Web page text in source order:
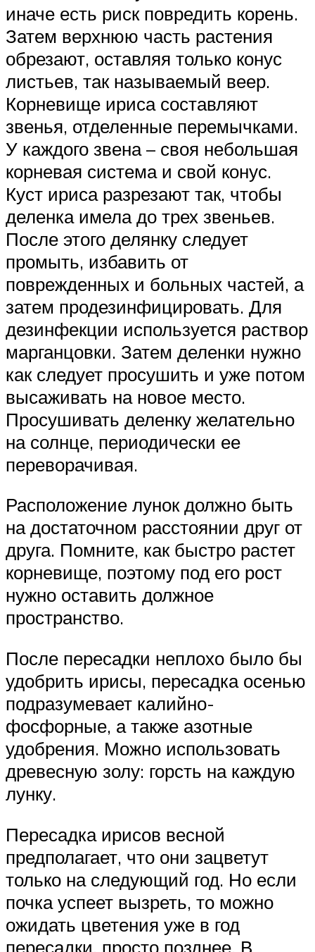
иначе есть риск повредить корень.
Затем верхнюю часть растения
обрезают, оставляя только конус
листьев, так называемый веер.
Корневище ириса составляют
звенья, отделенные перемычками.
У каждого звена – своя небольшая
корневая система и свой конус.
Куст ириса разрезают так, чтобы
деленка имела до трех звеньев.
После этого делянку следует
промыть, избавить от
поврежденных и больных частей, а
затем продезинфицировать. Для
дезинфекции используется раствор
марганцовки. Затем деленки нужно
как следует просушить и уже потом
высаживать на новое место.
Просушивать деленку желательно
на солнце, периодически ее
переворачивая.
Расположение лунок должно быть
на достаточном расстоянии друг от
друга. Помните, как быстро растет
корневище, поэтому под его рост
нужно оставить должное
пространство.
После пересадки неплохо было бы
удобрить ирисы, пересадка осенью
подразумевает калийно-
фосфорные, а также азотные
удобрения. Можно использовать
древесную золу: горсть на каждую
лунку.
Пересадка ирисов весной
предполагает, что они зацветут
только на следующий год. Но если
почка успеет вызреть, то можно
ожидать цветения уже в год
пересадки, просто позднее. В